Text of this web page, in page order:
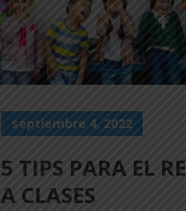
septiembre 4, 2022
5 TIPS PARA EL
A CLASES